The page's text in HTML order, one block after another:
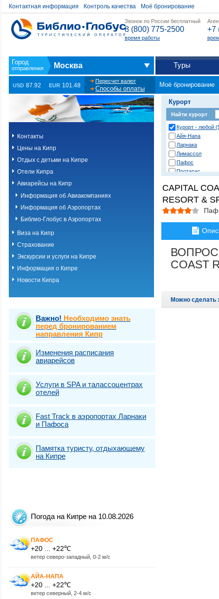
Контактная информация Контроль качества Моё бронирование
Звонок по России бесплатный
8 (800) 775-2500
время работы
+7
Москва Туры
USD 87.92 EUR 101.48
Пересчет валют
Способы оплаты
Моё бронирование
Контакты
Цены на Кипр
Отдых с детьми на Кипре
Отели Кипра
Авиарейсы на Кипр
Информация об Авиакомпаниях
Информация об Аэропортах
Библио-Глобус в Аэропортах
Виза на Кипр
Страхование
Экскурсии и услуги на Кипре
Информация о Кипре
Новости Кипра
Важно! Необходимо знать
перед бронированием
направления Кипр
Изменения расписания
авиарейсов
Услуги в SPA и талассоцентрах
отелей
Fast Traсk в аэропортах Ларнаки
и Пафоса
Памятка туристу, отдыхающему
на Кипре
Погода на Кипре на 10.08.2026
ПАФОС
+20 ... +22℃
ветер северо-западный, 0-2 м/с
АЙА-НАПА
+20 ... +22℃
ветер северный, 2-4 м/с
Курорт
Найти курорт
Курорт - любой
Айя-Напа
Ларнака
Лимассол
Пафос
Протарас
CAPITAL
RESORT &
COAST
Можно сделать